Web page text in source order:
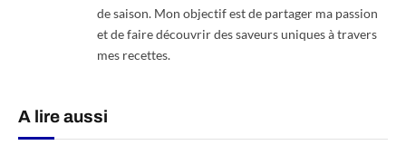
de saison. Mon objectif est de partager ma passion
et de faire découvrir des saveurs uniques à travers
mes recettes.
A lire aussi